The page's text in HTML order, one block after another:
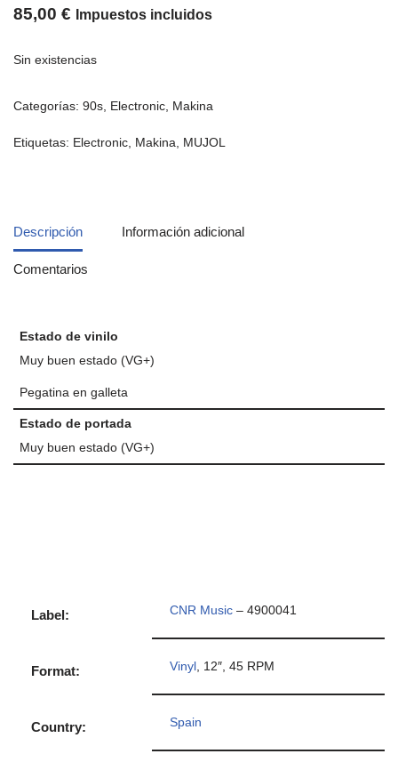
85,00 € Impuestos incluidos
Sin existencias
Categorías: 90s, Electronic, Makina
Etiquetas: Electronic, Makina, MUJOL
Descripción Información adicional
Comentarios
Estado de vinilo
Muy buen estado (VG+)
Pegatina en galleta
Estado de portada
Muy buen estado (VG+)
Label: CNR Music – 4900041
Format: Vinyl , 12″, 45 RPM
Country: Spain